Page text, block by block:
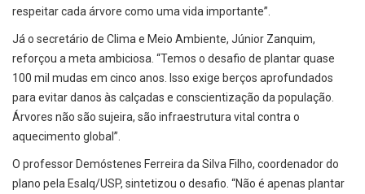
respeitar cada árvore como uma vida importante”.
Já o secretário de Clima e Meio Ambiente, Júnior Zanquim,
reforçou a meta ambiciosa. “Temos o desafio de plantar quase
100 mil mudas em cinco anos. Isso exige berços aprofundados
para evitar danos às calçadas e conscientização da população.
Árvores não são sujeira, são infraestrutura vital contra o
aquecimento global”.
O professor Demóstenes Ferreira da Silva Filho, coordenador do
plano pela Esalq/USP, sintetizou o desafio. “Não é apenas plantar